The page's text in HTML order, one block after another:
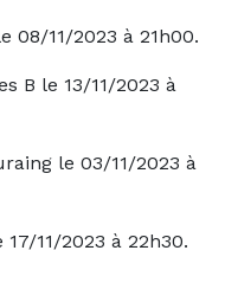
08/11/2023 à 21h00.
B le 13/11/2023 à
le 03/11/2023 à
11/2023 à 22h30.